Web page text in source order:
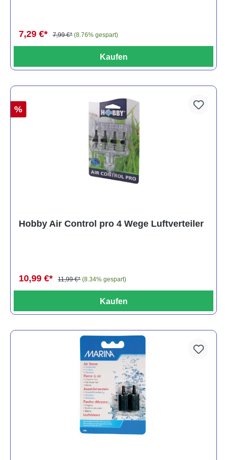
7,29 €* 7,99 €* (8.76% gespart)
Kaufen
%
Hobby Air Control pro 4 Wege Luftverteiler
10,99 €* 11,99 €* (8.34% gespart)
Kaufen